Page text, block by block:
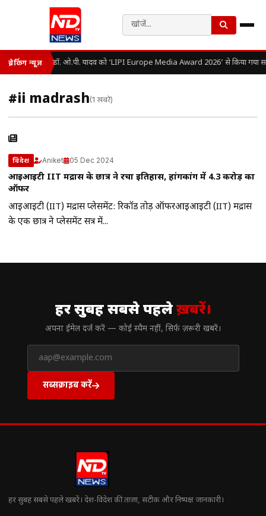
ब्रेकिंग न्यूज़ डॉ. ओ.पी. यादव को ‘LIPI Europe Media Award 2026’ से किया गया
#ii madrash(1 खबरें)
विदेश Aniket 05 Dec 2024
आईआईटी IIT मद्रास के छात्र ने रचा इतिहास, हांगकांग में 4.3 करोड़ का
ऑफर
आईआईटी (IIT) मद्रास प्लेसमेंट: रिकॉर्ड तोड़ ऑफरआईआईटी (IIT) मद्रास
के एक छात्र ने प्लेसमेंट सत्र में...
हर सुबह सबसे पहलेख़बरें।
अपना ईमेल दर्ज करें — कोई स्पैम नहीं, सिर्फ ज़रूरी खबरें।
सब्सक्राइब करें
हर सुबह सबसे पहले खबरें। देश-विदेश की ताज़ा, सटीक और निष्पक्ष जानकारी।